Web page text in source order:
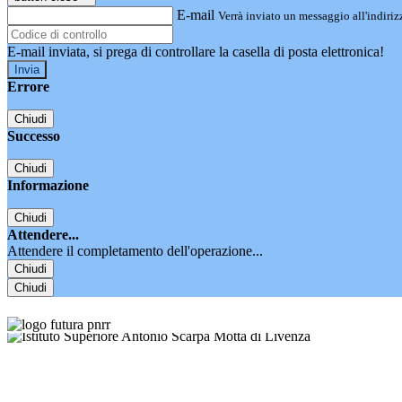
E-mail Verrà inviato un messaggio
E-mail inviata, si prega di controllare la casella di posta elettronica!
Errore
Chiudi
Successo
Chiudi
Informazione
Chiudi
Attendere...
Attendere il completamento dell'operazione...
Chiudi
Chiudi